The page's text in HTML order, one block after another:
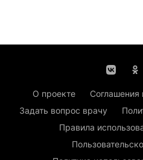
О проекте Соглашения
Задать вопрос врачу
Правила